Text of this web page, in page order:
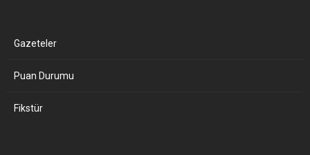
Gazeteler
Puan Durumu
Fikstür